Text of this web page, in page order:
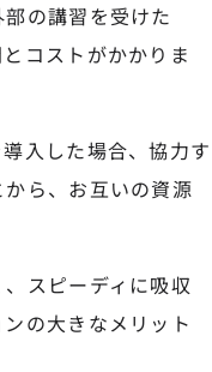
の講習を受けた
コストがかかりま
入した場合、協力す
ら、お互いの資源
スピーディに吸収
の大きなメリット